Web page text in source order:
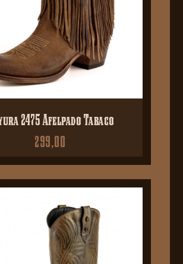
2475 Afelpado Tabaco
299,00